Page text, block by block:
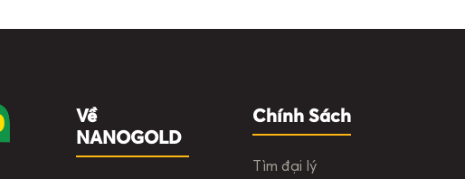
Về
NANOGOLD
Chính Sách
Tìm đại lý